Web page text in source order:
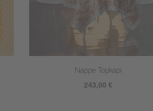
Chemin de table Topkapi
66,90 €